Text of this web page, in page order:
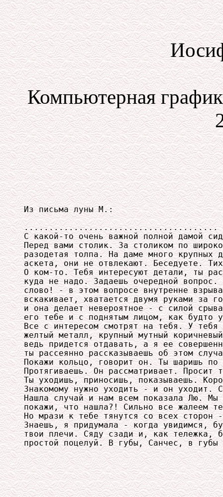
Компьютерная
Из письма луны М.:
.......................................
С какой-то очень важной полной дамой
Перед вами столик. За столиком по
разодетая толпа. На даме много крупных
аскета, они не отвлекают. Беседуете.
О ком-то. Тебя интересуют детали, ты
куда не надо. Задаешь очередной
слово! - в этом вопросе внутренне
вскакивает, хватается двумя руками за
и она делает невероятное - с силой
его тебе и с поднятым лицом, как будто
Все с интересом смотрят на тебя. У
желтый металл, крупный мутный
ведь придется отдавать, а я ее
ты рассеянно рассказываешь об этом
Покажи кольцо, говорит он. Ты шаришь
Протягиваешь. Он рассматривает. Просит
Ты уходишь, приносишь, показываешь.
Знакомому нужно уходить - и он уходит.
Нашла случай и нам всем показала Лю. Мы
покажи, что нашла?! Сильно все жалеем
Но мрази к тебе тянутся со всех
Знаешь, я придумала - когда увидимся,
твои плечи. Сяду сзади и, как тележка,
простой поцелуй. В губы, Санчес, в